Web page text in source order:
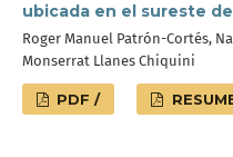
ubicada en el sureste
Roger Manuel Patrón-Cortés,
Monserrat Llanes Chiquini
PDF /